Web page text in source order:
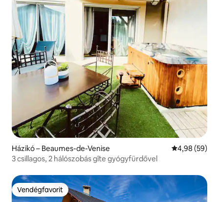
Házikó – Beaumes-de-Venise Átlagos
4,98 (59)
3 csillagos, 2 hálószobás gîte gyógyfürdővel
Vendégfavorit
Vendégfavorit